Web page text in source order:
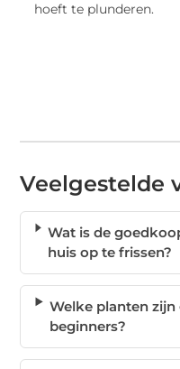
hoeft te plunderen.
Veelgestelde
Wat is de
huis op te frissen?
Welke planten
beginners?